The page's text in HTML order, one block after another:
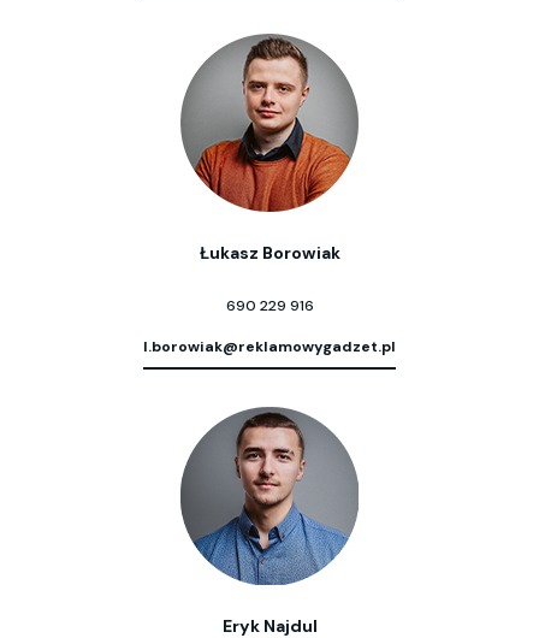
Łukasz Borowiak
690 229 916
l.borowiak@reklamowygadzet.pl
Eryk Najdul